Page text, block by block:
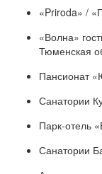
«Priroda» /
«Волна»
Тюменская
Пансионат
Санатории
Парк-отель
Санатории